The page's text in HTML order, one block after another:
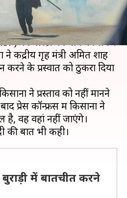
लेने तथा अपनी फसल के
की गारंटी की मांग को लेकर
केंद्रीय गृह मंत्री अमित शाह
के प्रस्वात को ठुकरा दिया
ने प्रस्ताव को नहीं मानने
प्रेस कॉन्फ्रेंस में किसानों ने
है, वह वहां नहीं जाएंगे।
बुराड़ी में बातचीत करने